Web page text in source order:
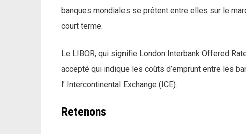
banques mondiales se prêtent entre elles sur le
court terme.
Le LIBOR, qui signifie London Interbank Offered
accepté qui indique les coûts d’emprunt entre les
l’ Intercontinental Exchange (ICE).
Retenons